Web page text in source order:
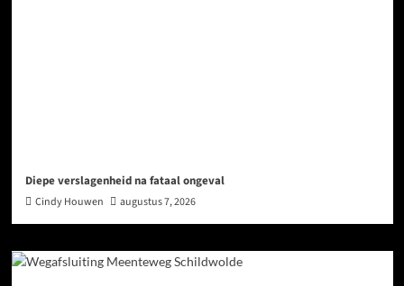
Diepe verslagenheid na fataal ongeval
Cindy Houwen augustus 7, 2026